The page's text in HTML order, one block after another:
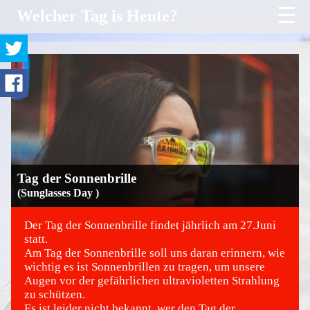
Welcher Tag is Heute? ☰
Tag der Sonnenbrille
(Sunglasses Day )
©
Der Tag der Sonnenbrille findet jährlich am 27.Juni
statt.
Am Tag der Sonnenbrille soll uns daran erinnern, wie
wichtig es ist Sonnenbrillen zu tragen, um unsere
Augen vor der gefährlichen ultravioletten Strahlung
zu schützen.